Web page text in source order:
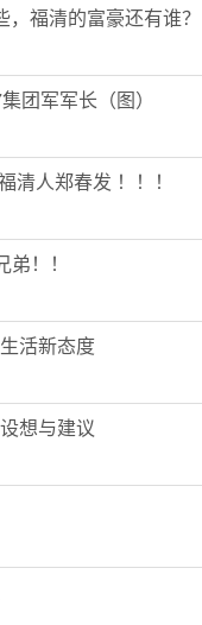
福清的富豪还有谁？
团军军长（图）
清人郑春发 ！！！
！！
活新态度
想与建议